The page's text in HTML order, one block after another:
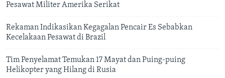
Pesawat Militer Amerika Serikat
Rekaman Indikasikan Kegagalan Pencair Es Sebabkan
Kecelakaan Pesawat di Brazil
Tim Penyelamat Temukan 17 Mayat dan Puing-puing
Helikopter yang Hilang di Rusia